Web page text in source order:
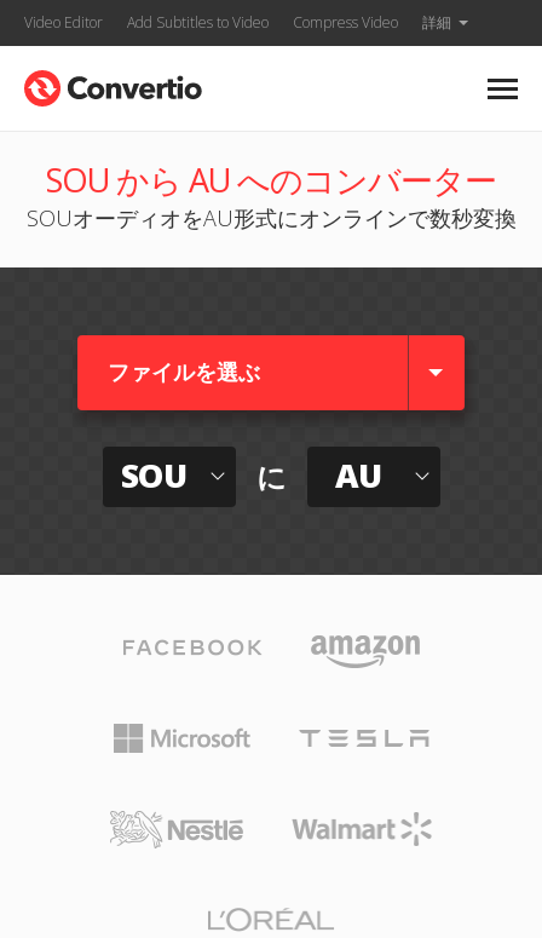
Video Editor Add Subtitles to Video Compress Video 詳細
SOU から AU へのコンバーター
SOUオーディオをAU形式にオンラインで数秒変換
ファイルを選ぶ
SOU に AU